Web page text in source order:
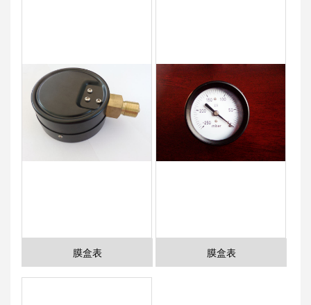
膜盒表 膜盒表